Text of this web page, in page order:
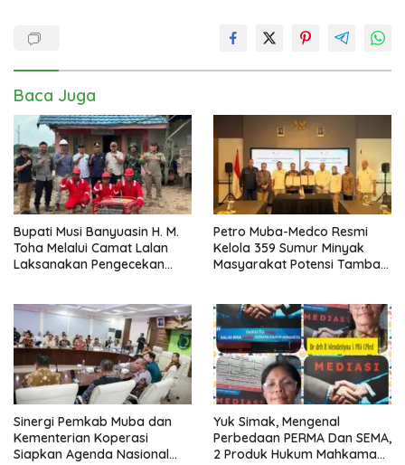
Baca Juga
Bupati Musi Banyuasin H. M.
Toha Melalui Camat Lalan
Laksanakan Pengecekan
Perusahaan
Petro Muba-Medco Resmi
Kelola 359 Sumur Minyak
Masyarakat Potensi Tambah
Sinergi Pemkab Muba dan
Kementerian Koperasi
Siapkan Agenda Nasional
Yuk Simak, Mengenal
Perbedaan PERMA Dan SEMA,
2 Produk Hukum Mahkamah